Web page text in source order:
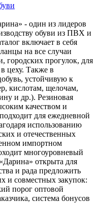
- один из лидеров
обуви из ПВХ и
включает в себя
на все случаи
городских прогулок, для
цеху. Также в
устойчивую к
кислотам, щелочам,
и др.). Резиновая
качеством и
для ежедневной
использованию
и отечественных
импортном
многоуровневый
открыта для
и рада предложить
и совместных закупок:
порог оптовой
система бонусов